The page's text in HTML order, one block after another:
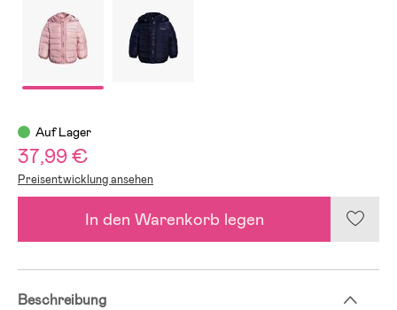
Auf Lager
37,99 €
Preisentwicklung ansehen
In den Warenkorb legen
Beschreibung